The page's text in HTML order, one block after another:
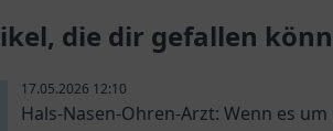
die dir gefallen
17.05.2026 12:10
Hals-Nasen-Ohren-Arzt: Wenn es